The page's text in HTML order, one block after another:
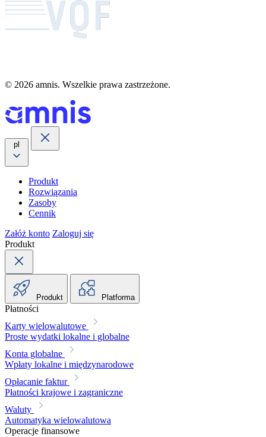
© 2026 amnis. Wszelkie prawa zastrzeżone.
pl
Produkt
Rozwiązania
Zasoby
Cennik
Załóż konto Zaloguj się
Produkt
Produkt Platforma
Płatności
Karty wielowalutowe
Proste wydatki lokalne i globalne
Konta globalne
Wpłaty lokalne i międzynarodowe
Opłacanie faktur
Płatności krajowe i zagraniczne
Waluty
Automatyka wielowalutowa
Operacje finansowe